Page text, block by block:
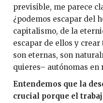
previsible, me parece
¿podemos escapar del
capitalismo, de la
escapar de ellos y
son eternas, son
quieres– autónomas en
Entendemos que la
crucial porque el